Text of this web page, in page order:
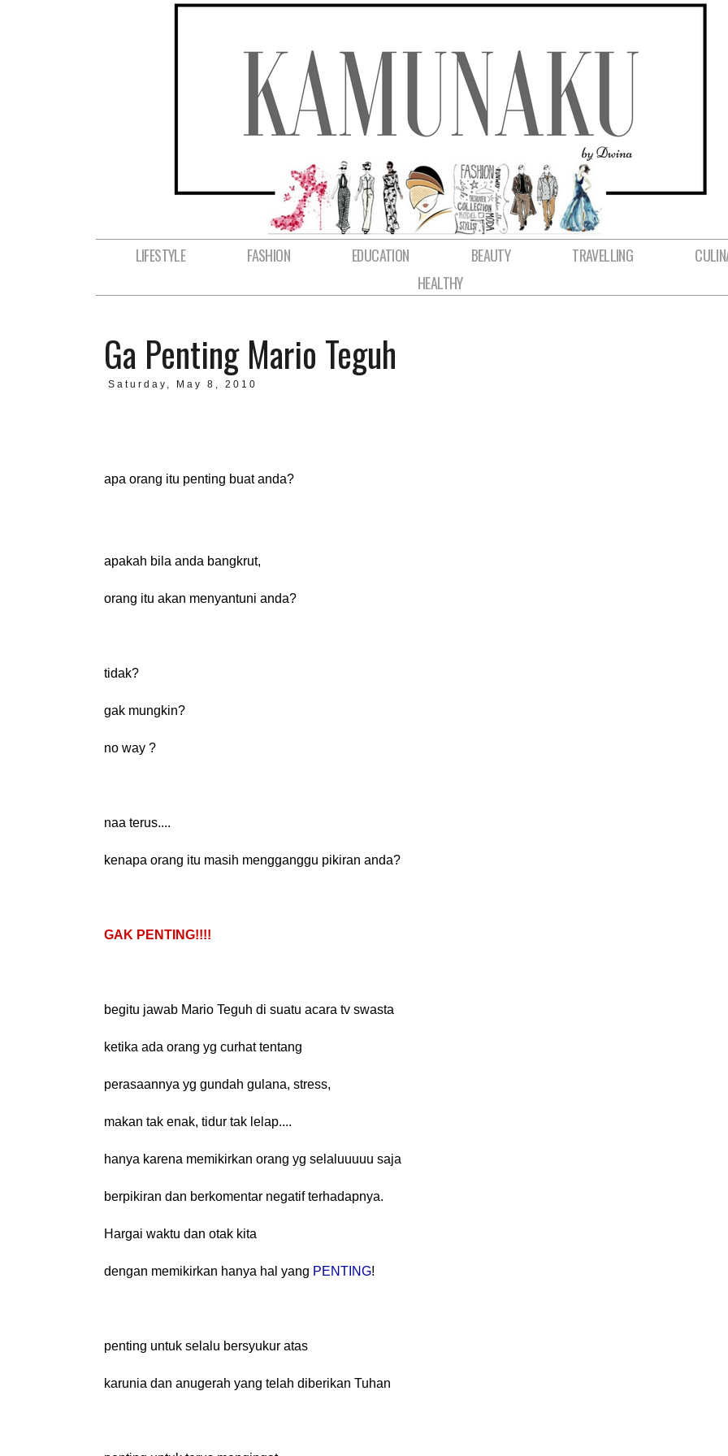
LIFESTYLE FASHION EDUCATION BEAUTY TRAVELLING
HEALTHY
Ga Penting Mario Teguh
Saturday, May 8, 2010
apa orang itu penting buat anda?
apakah bila anda bangkrut,
orang itu akan menyantuni anda?
tidak?
gak mungkin?
no way ?
naa terus....
kenapa orang itu masih mengganggu pikiran anda?
GAK PENTING!!!!
begitu jawab Mario Teguh di suatu acara tv swasta
ketika ada orang yg curhat tentang
perasaannya yg gundah gulana, stress,
makan tak enak, tidur tak lelap....
hanya karena memikirkan orang yg selaluuuuu saja
berpikiran dan berkomentar negatif terhadapnya.
Hargai waktu dan otak kita
dengan memikirkan hanya hal yang PENTING!
penting untuk selalu bersyukur atas
karunia dan anugerah yang telah diberikan Tuhan